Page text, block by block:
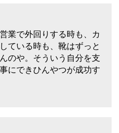
業で外回りする時も、カ
ている時も、靴はずっと
のや。そういう自分を支
にできひんやつが成功す